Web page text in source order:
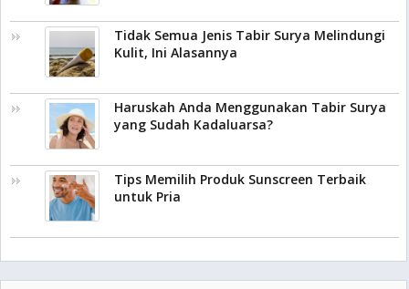
Tidak Semua Jenis Tabir Surya Melindungi
Kulit, Ini Alasannya
Haruskah Anda Menggunakan Tabir Surya
yang Sudah Kadaluarsa?
Tips Memilih Produk Sunscreen Terbaik
untuk Pria